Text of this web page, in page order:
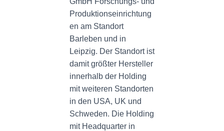
Produktionseinrichtung
en am Standort
Barleben und in
Leipzig. Der Standort ist
damit größter Hersteller
innerhalb der Holding
mit weiteren Standorten
in den USA, UK und
Schweden. Die Holding
mit Headquarter in